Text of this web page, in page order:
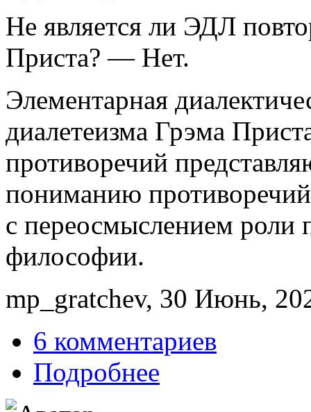
Не является ли ЭДЛ
Приста? — Нет.
Элементарная
диалетеизма Грэма
противоречий
пониманию
с переосмыслением роли
философии.
mp_gratchev, 30 Июнь,
6 комментариев
Подробнее